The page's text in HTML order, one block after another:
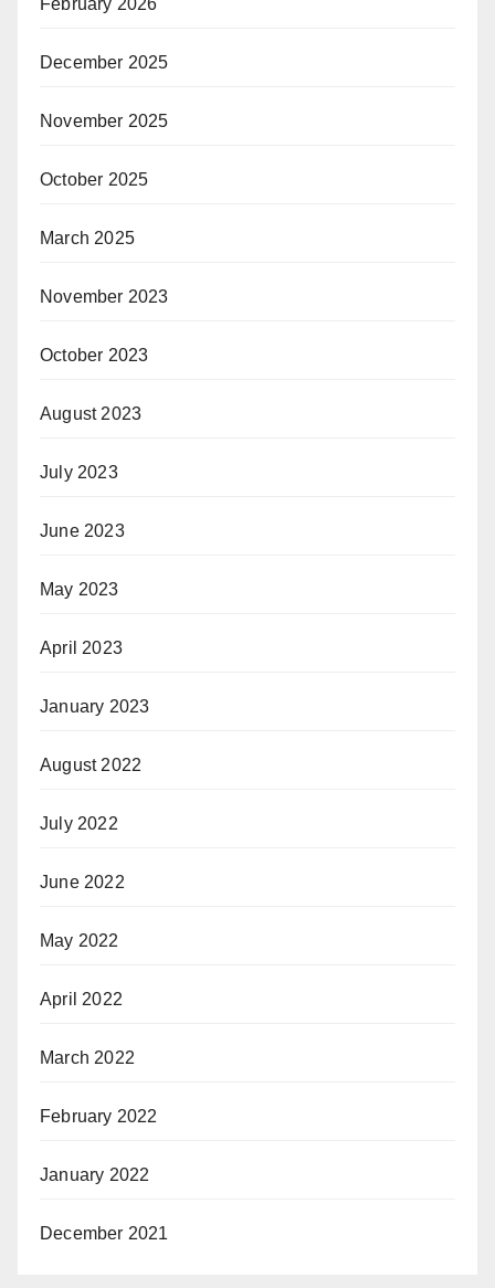
December 2025
November 2025
October 2025
March 2025
November 2023
October 2023
August 2023
July 2023
June 2023
May 2023
April 2023
January 2023
August 2022
July 2022
June 2022
May 2022
April 2022
March 2022
February 2022
January 2022
December 2021